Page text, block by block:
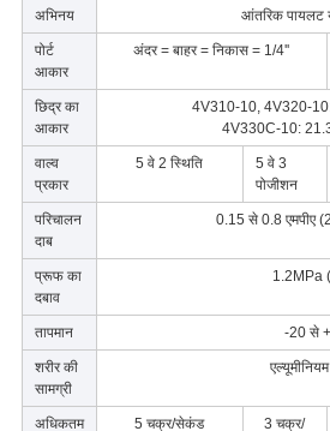
अभिनय आंतरिक पायलट
पोर्ट
आकार
अंदर = बाहर = निकास = 1/4''
छिद्र का
आकार
4V310-10, 4V320-
4V330C-10:
वाल्व
प्रकार
5 वे 2 स्थिति
5 वे 3
पोजीशन
परिचालन
दाब
0.15 से 0.8 एमपीए
प्रूफ का
दबाव
1.2MPa
तापमान -20 से
शरीर की
सामग्री
अधिकतम
5 चक्र/सेकंड
3 चक्र/